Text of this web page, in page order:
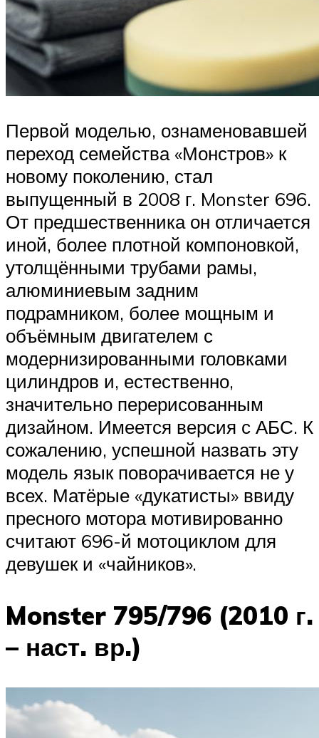
Первой моделью, ознаменовавшей
переход семейства «Монстров» к
новому поколению, стал
выпущенный в 2008 г. Monster 696.
От предшественника он отличается
иной, более плотной компоновкой,
утолщёнными трубами рамы,
алюминиевым задним
подрамником, более мощным и
объёмным двигателем с
модернизированными головками
цилиндров и, естественно,
значительно перерисованным
дизайном. Имеется версия с АБС. К
сожалению, успешной назвать эту
модель язык поворачивается не у
всех. Матёрые «дукатисты» ввиду
пресного мотора мотивированно
считают 696-й мотоциклом для
девушек и «чайников».
Monster 795/796 (2010 г.
– наст. вр.)